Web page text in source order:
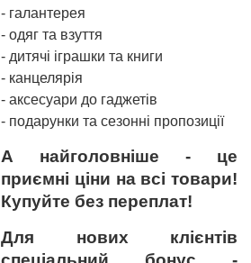
- галантерея
- одяг та взуття
- дитячі іграшки та книги
- канцелярія
- аксесуари до гаджетів
- подарунки та сезонні пропозиції
А найголовніше - це
приємні ціни на всі товари!
Купуйте без переплат!
Для нових клієнтів